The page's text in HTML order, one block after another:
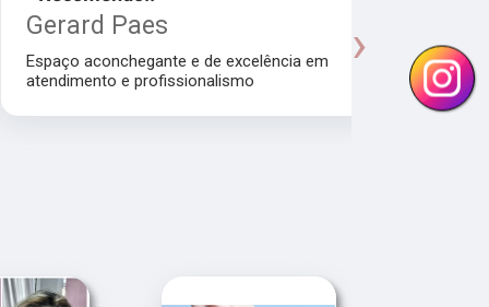
Gerard Paes
Espaço aconchegante e de excelência em
atendimento e profissionalismo
›